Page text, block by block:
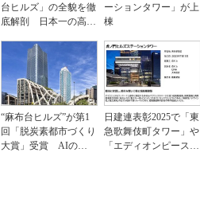
台ヒルズ」の全貌を徹
底解剖 日本一の高さ
ーションタワー」が上
棟
“麻布台ヒルズ”が第1
回「脱炭素都市づくり
大賞」受賞 AIのエ
日建連表彰2025で「東
急歌舞伎町タワー」や
「エディオンピースウ